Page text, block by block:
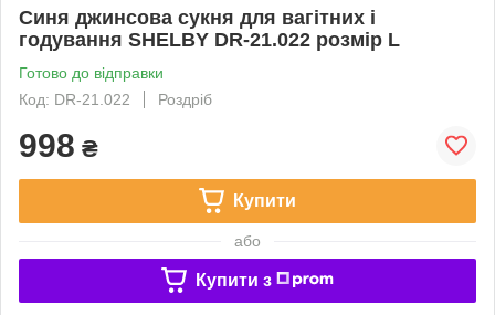
Синя джинсова сукня для вагітних і
годування SHELBY DR-21.022 розмір L
Готово до відправки
Код: DR-21.022
Роздріб
998 ₴
Купити
або
Купити з